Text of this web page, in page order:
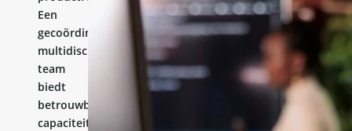
Een
gecoördineerd
multidisciplinair
team
biedt
betrouwbare
capaciteit,